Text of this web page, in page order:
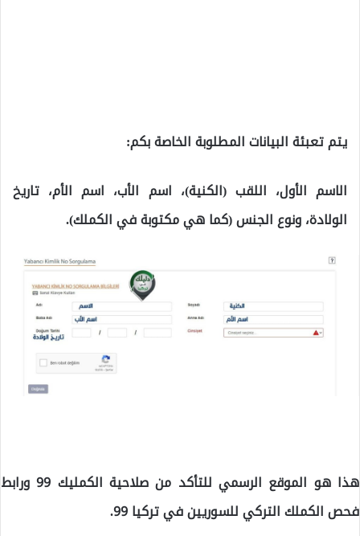
يتم تعبئة البيانات المطلوبة الخاصة بكم:
الاسم الأول، اللقب (الكنية)، اسم الأب، اسم الأم، تاريخ
الولادة، ونوع الجنس (كما هي مكتوبة في الكملك).
هذا هو الموقع الرسمي للتأكد من صلاحية الكمليك 99 ورابط
فحص الكملك التركي للسوريين في تركيا 99.